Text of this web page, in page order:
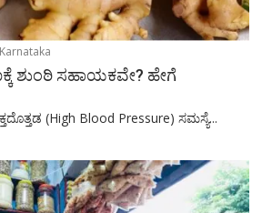
ಶುಂಠಿ ಸಹಾಯಕವೇ? ಹೇಗೆ
(High Blood Pressure) ಸಮಸ್ಯೆ...